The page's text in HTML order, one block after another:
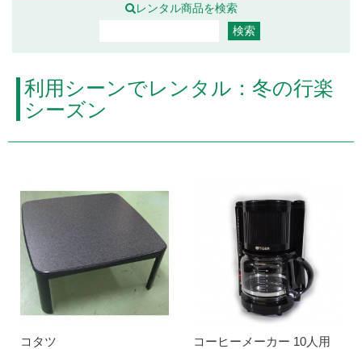
レンタル商品を検索
利用シーンでレンタル：冬の行楽
シーズン
コタツ コーヒーメーカー 10人用